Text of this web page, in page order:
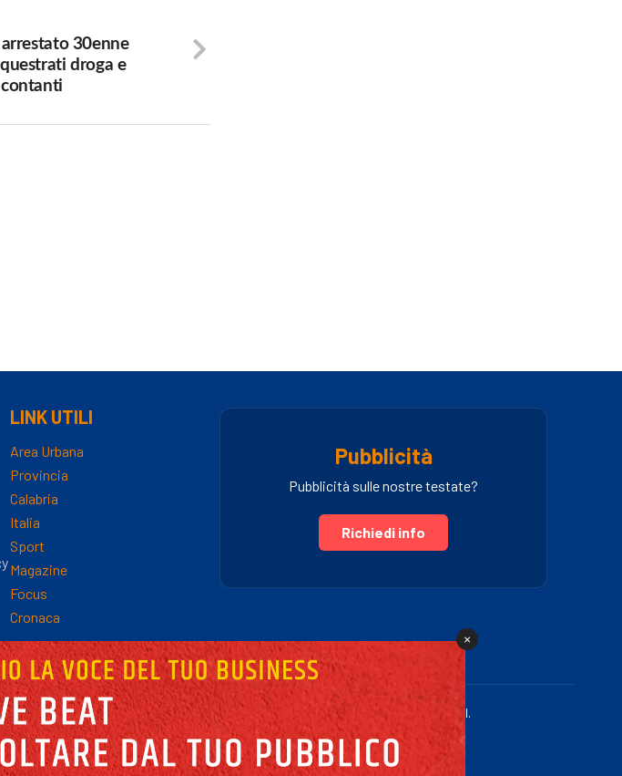
30enne
droga e
LINK UTILI
Area Urbana
Provincia
Calabria
Italia
Sport
Magazine
Focus
Cronaca
Pubblicità
Pubblicità sulle nostre testate?
Richiedi info
Responsabile Simona Gambaro | P.IVA 03005460781 | Powered by Fullmidia s.r.l.
×